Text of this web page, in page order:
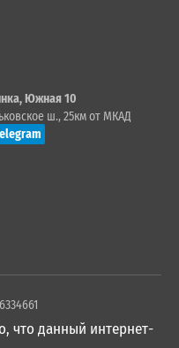
Южная 10
ш., 25км от МКАД
что данный интернет-